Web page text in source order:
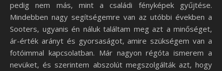
pedig nem más, mint a családi fényképek gyűjtése.
Mindebben nagy segítségemre van az utóbbi években a
Sooters, ugyanis én náluk találtam meg azt a minőséget,
ár-érték arányt és gyorsaságot, amire szükségem van a
fotóimmal kapcsolatban. Már nagyon régóta ismerem a
nevüket, és szerintem abszolút megszolgálták azt, hogy